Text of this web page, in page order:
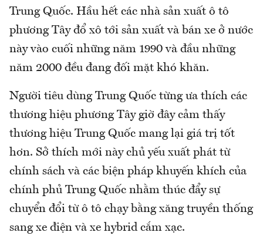
Trung Quốc. Hầu hết các nhà sản xuất ô tô
phương Tây đổ xô tới sản xuất và bán xe ở nước
này vào cuối những năm 1990 và đầu những
năm 2000 đều đang đối mặt khó khăn.
Người tiêu dùng Trung Quốc từng ưa thích các
thương hiệu phương Tây giờ đây cảm thấy
thương hiệu Trung Quốc mang lại giá trị tốt
hơn. Sở thích mới này chủ yếu xuất phát từ
chính sách và các biện pháp khuyến khích của
chính phủ Trung Quốc nhằm thúc đẩy sự
chuyển đổi từ ô tô chạy bằng xăng truyền thống
sang xe điện và xe hybrid cắm xạc.